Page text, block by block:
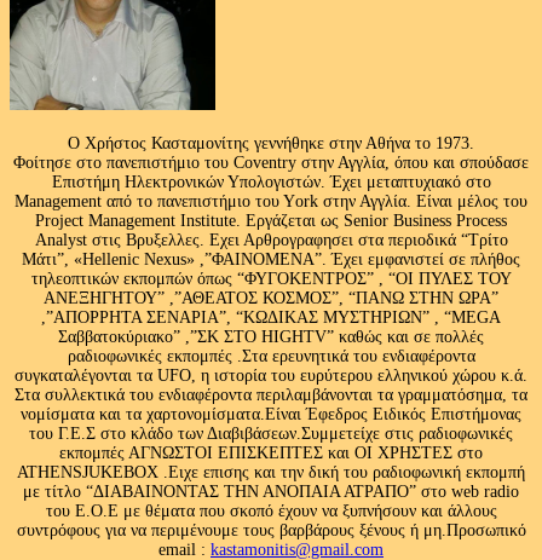
Ο Χρήστος Κασταμονίτης γεννήθηκε στην Αθήνα το 1973.
Φοίτησε στο πανεπιστήμιο του Coventry στην Αγγλία, όπου και σπούδασε
Επιστήμη Ηλεκτρονικών Υπολογιστών. Έχει μεταπτυχιακό στο
Management από το πανεπιστήμιο του Υork στην Αγγλία. Είναι μέλος του
Project Management Institute. Εργάζεται ως Senior Business Process
Analyst στις Βρυξελλες. Εχει Αρθρογραφησει στα περιοδικά “Τρίτο
Μάτι”, «Hellenic Nexus» ,”ΦΑΙΝΟΜΕΝΑ”. Έχει εμφανιστεί σε πλήθος
τηλεοπτικών εκπομπών όπως “ΦΥΓΟΚΕΝΤΡΟΣ” , “ΟΙ ΠΥΛΕΣ ΤΟΥ
ΑΝΕΞΗΓΗΤΟΥ” ,”ΑΘΕΑΤΟΣ ΚΟΣΜΟΣ”, “ΠΑΝΩ ΣΤΗΝ ΩΡΑ”
,”ΑΠΟΡΡΗΤΑ ΣΕΝΑΡΙΑ”, “ΚΩΔΙΚΑΣ ΜΥΣΤΗΡΙΩΝ” , “MEGA
Σαββατοκύριακο” ,”ΣΚ ΣΤΟ HIGHTV” καθώς και σε πολλές
ραδιοφωνικές εκπομπές .Στα ερευνητικά του ενδιαφέροντα
συγκαταλέγονται τα UFO, η ιστορία του ευρύτερου ελληνικού χώρου κ.ά.
Στα συλλεκτικά του ενδιαφέροντα περιλαμβάνονται τα γραμματόσημα, τα
νομίσματα και τα χαρτονομίσματα.Είναι Έφεδρος Ειδικός Επιστήμονας
του Γ.Ε.Σ στο κλάδο των Διαβιβάσεων.Συμμετείχε στις ραδιοφωνικές
εκπομπές ΑΓΝΩΣΤΟΙ ΕΠΙΣΚΕΠΤΕΣ και ΟΙ ΧΡΗΣΤΕΣ στο
ATHENSJUKEBOX .Ειχε επισης και την δική του ραδιοφωνική εκπομπή
με τίτλο “ΔΙΑΒΑΙΝΟΝΤΑΣ ΤΗΝ ΑΝΟΠΑΙΑ ΑΤΡΑΠΟ” στο web radio
του Ε.Ο.Ε με θέματα που σκοπό έχουν να ξυπνήσουν και άλλους
συντρόφους για να περιμένουμε τους βαρβάρους ξένους ή μη.Προσωπικό
email : kastamonitis@gmail.com